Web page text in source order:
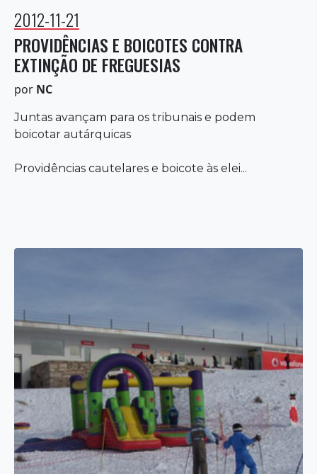
2012-11-21
PROVIDÊNCIAS E BOICOTES CONTRA
EXTINÇÃO DE FREGUESIAS
por NC
Juntas avançam para os tribunais e podem
boicotar autárquicas
Providências cautelares e boicote às elei...